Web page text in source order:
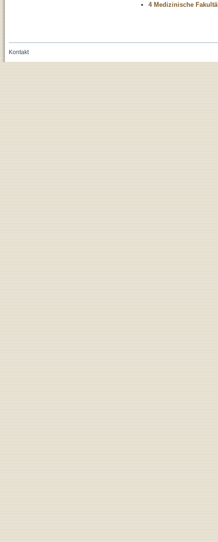
4 Medizinische
Kontakt